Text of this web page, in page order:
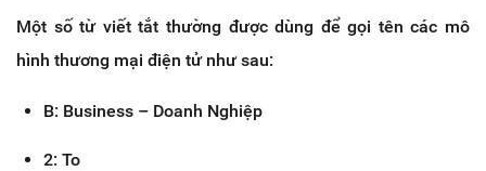
Một số từ viết tắt thường được dùng để gọi tên các mô
hình thương mại điện tử như sau:
B: Business – Doanh Nghiệp
2: To